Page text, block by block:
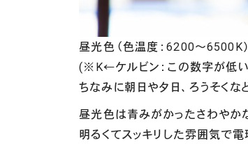
昼光色（色温度：6200～6500K
(※K←ケルビン：この数字が低い
ちなみに朝日や夕日、ろうそく
昼光色は青みがかったさわやか
明るくてスッキリした雰囲気で